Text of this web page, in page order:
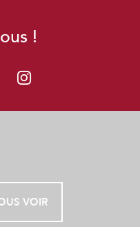
!
VOIR